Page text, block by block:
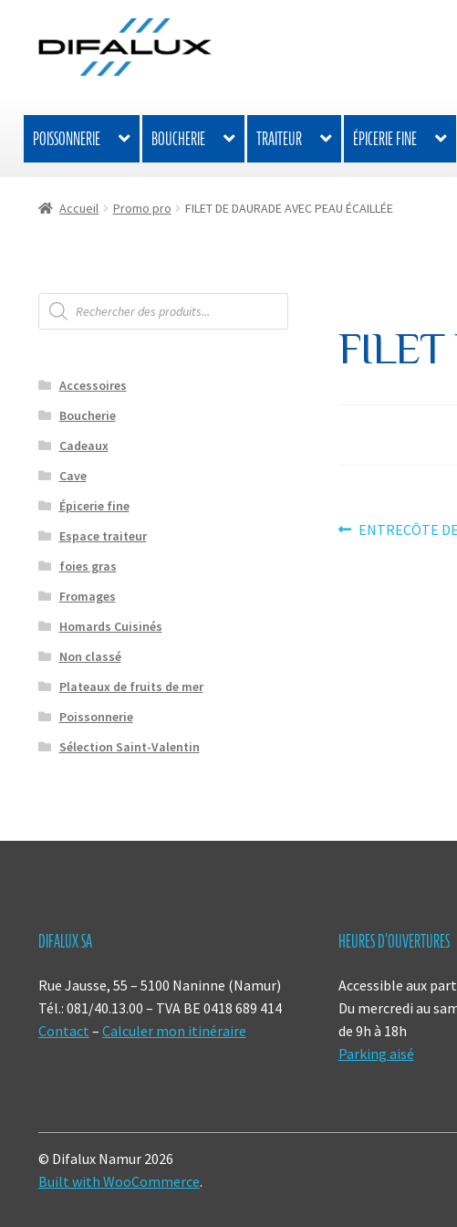
à
au
contenu
POISSONNERIE BOUCHERIE TRAITEUR ÉPICERIE FINE
Accueil Promo pro FILET DE DAURADE AVEC PEAU ÉCAILLÉE
FILET
Article
ENTRECÔTE
Recherche
de
produits
Accessoires
Boucherie
Cadeaux
Cave
Épicerie fine
Espace traiteur
foies gras
Fromages
Homards Cuisinés
Non classé
Plateaux de fruits de mer
Poissonnerie
Sélection Saint-Valentin
DIFALUX SA
Rue Jausse, 55 – 5100 Naninne (Namur)
Tél.: 081/40.13.00 – TVA BE 0418 689 414
Contact – Calculer mon itinéraire
HEURES D’OUVERTURES
Accessible aux
Du mercredi au
de 9h à 18h
Parking aisé
© Difalux Namur 2026
Built with WooCommerce.